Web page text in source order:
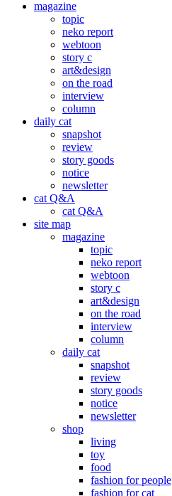
magazine
topic
neko report
webtoon
story c
art&design
on the road
interview
column
daily cat
snapshot
review
story goods
notice
newsletter
cat Q&A
cat Q&A
site map
magazine
topic
neko report
webtoon
story c
art&design
on the road
interview
column
daily cat
snapshot
review
story goods
notice
newsletter
shop
living
toy
food
fashion for people
fashion for cat